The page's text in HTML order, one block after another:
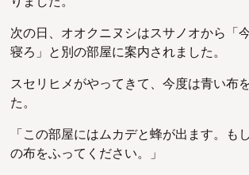
次の日、オオクニヌシはスサノオから「
寝ろ」と別の部屋に案内されました。
スセリヒメがやってきて、今度は青い布
た。
「この部屋にはムカデと蜂が出ます。も
の布をふってください。」